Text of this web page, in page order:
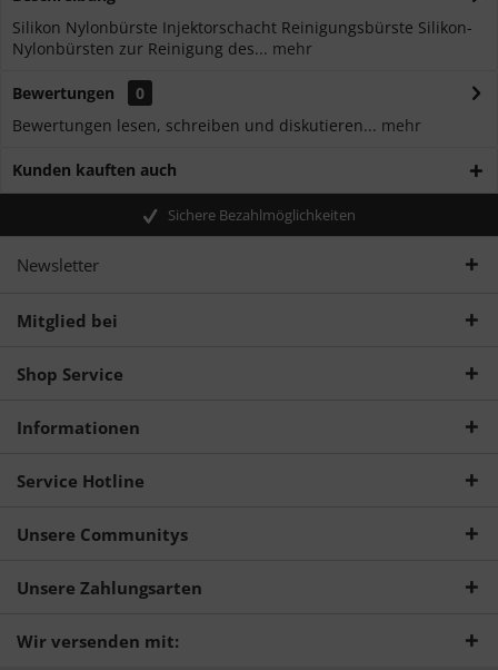
Silikon Nylonbürste Injektorschacht Reinigungsbürste Silikon-
Nylonbürsten zur Reinigung des... mehr
Bewertungen
0
Bewertungen lesen, schreiben und diskutieren... mehr
Kunden kauften auch
Sichere Bezahlmöglichkeiten
Newsletter
Mitglied bei
Shop Service
Informationen
Service Hotline
Unsere Communitys
Unsere Zahlungsarten
Wir versenden mit: